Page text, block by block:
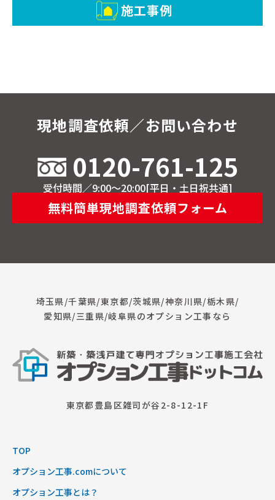
施工事例
現地調査依頼／お問い合わせ
0120-761-125
受付時間／9:00～20:00[平日・土日祝共通]
無料簡単現地調査依頼フォーム
埼玉県/千葉県/東京都/茨城県/神奈川県/栃木県/
愛知県/三重県/岐阜県のオプション工事なら
東京都豊島区雑司が谷2-8-12-1F
TOP
オプション工事.comについて
オプション工事とは？